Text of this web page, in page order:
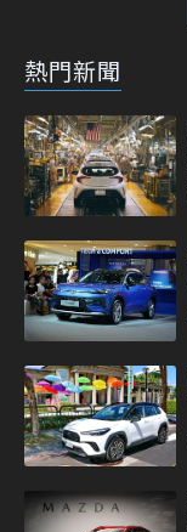
熱門新聞